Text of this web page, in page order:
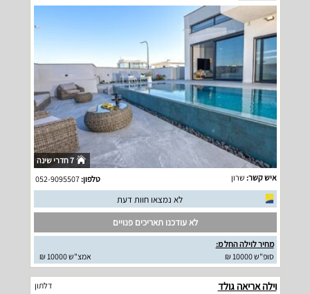
7 חדרי שינה
איש קשר: שרון טלפון:052-9095507
לא נמצאו חוות דעת
לא עודכנו תאריכים פנויים
מחיר לוילה החל מ:
סופ"ש 10000 ₪
אמצ"ש 10000 ₪
וילה אריאה גולד דלתון